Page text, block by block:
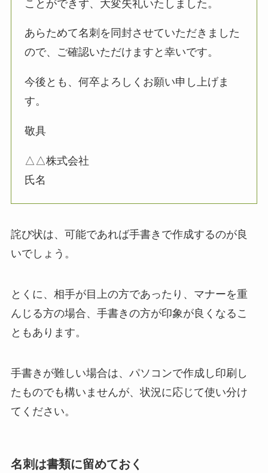
ことができず、大変失礼いたしました。
あらためて名刺を同封させていただきました
ので、ご確認いただけますと幸いです。
今後とも、何卒よろしくお願い申し上げま
す。
敬具
△△株式会社
氏名
詫び状は、可能であれば手書きで作成するのが良
いでしょう。
とくに、相手が目上の方であったり、マナーを重
んじる方の場合、手書きの方が印象が良くなるこ
ともあります。
手書きが難しい場合は、パソコンで作成し印刷し
たものでも構いませんが、状況に応じて使い分け
てください。
名刺は書類に留めておく